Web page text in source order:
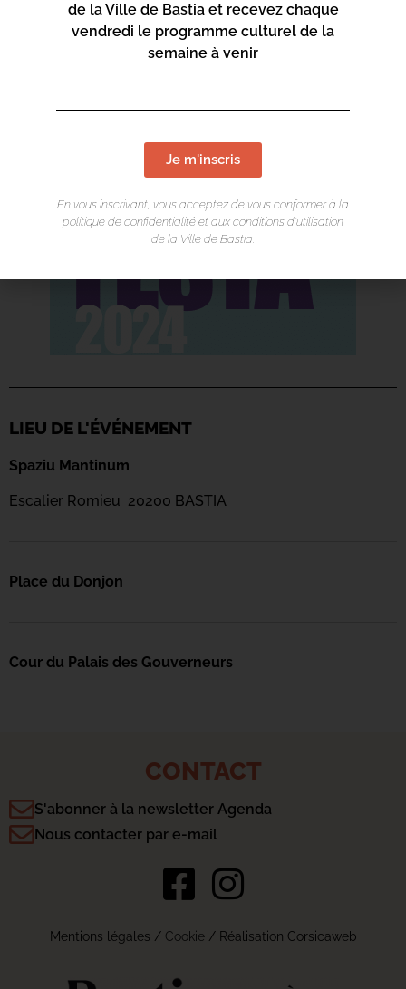
LIEU DE L'ÉVÉNEMENT
Spaziu Mantinum
Escalier Romieu 20200 BASTIA
Place du Donjon
Cour du Palais des Gouverneurs
CONTACT
S'abonner à la newsletter Agenda
Nous contacter par e-mail
Mentions légales / Cookie/ Réalisation Corsicaweb
de la Ville de Bastia et recevez chaque
vendredi le programme culturel de la
semaine à venir
Je m'inscris
En vous inscrivant, vous acceptez de vous conformer à la
politique de confidentialité et aux conditions d’utilisation
de la Ville de Bastia.